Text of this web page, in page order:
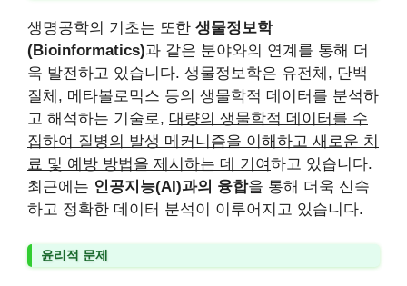
생명공학의 기초는 또한 생물정보학
(Bioinformatics)과 같은 분야와의 연계를 통해 더
욱 발전하고 있습니다. 생물정보학은 유전체, 단백
질체, 메타볼로믹스 등의 생물학적 데이터를 분석하
고 해석하는 기술로, 대량의 생물학적 데이터를 수
집하여 질병의 발생 메커니즘을 이해하고 새로운 치
료 및 예방 방법을 제시하는 데 기여하고 있습니다.
최근에는 인공지능(AI)과의 융합을 통해 더욱 신속
하고 정확한 데이터 분석이 이루어지고 있습니다.
윤리적 문제